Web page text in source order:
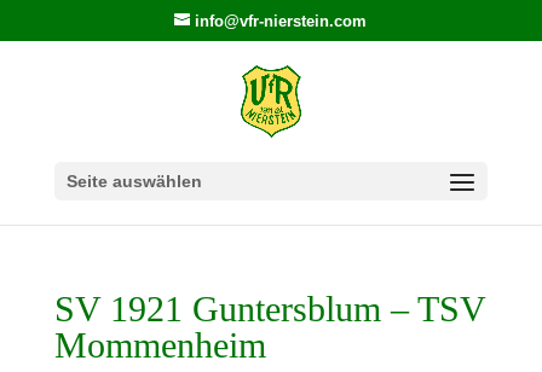
info@vfr-nierstein.com
Seite auswählen
SV 1921 Guntersblum – TSV
Mommenheim